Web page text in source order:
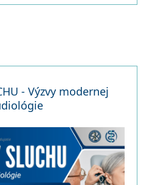
- Výzvy modernej